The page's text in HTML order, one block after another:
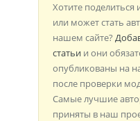
Хотите
или может стать
нашем сайте?
статьи и они
опубликованы на
после проверки
Самые лучшие
приняты в наш